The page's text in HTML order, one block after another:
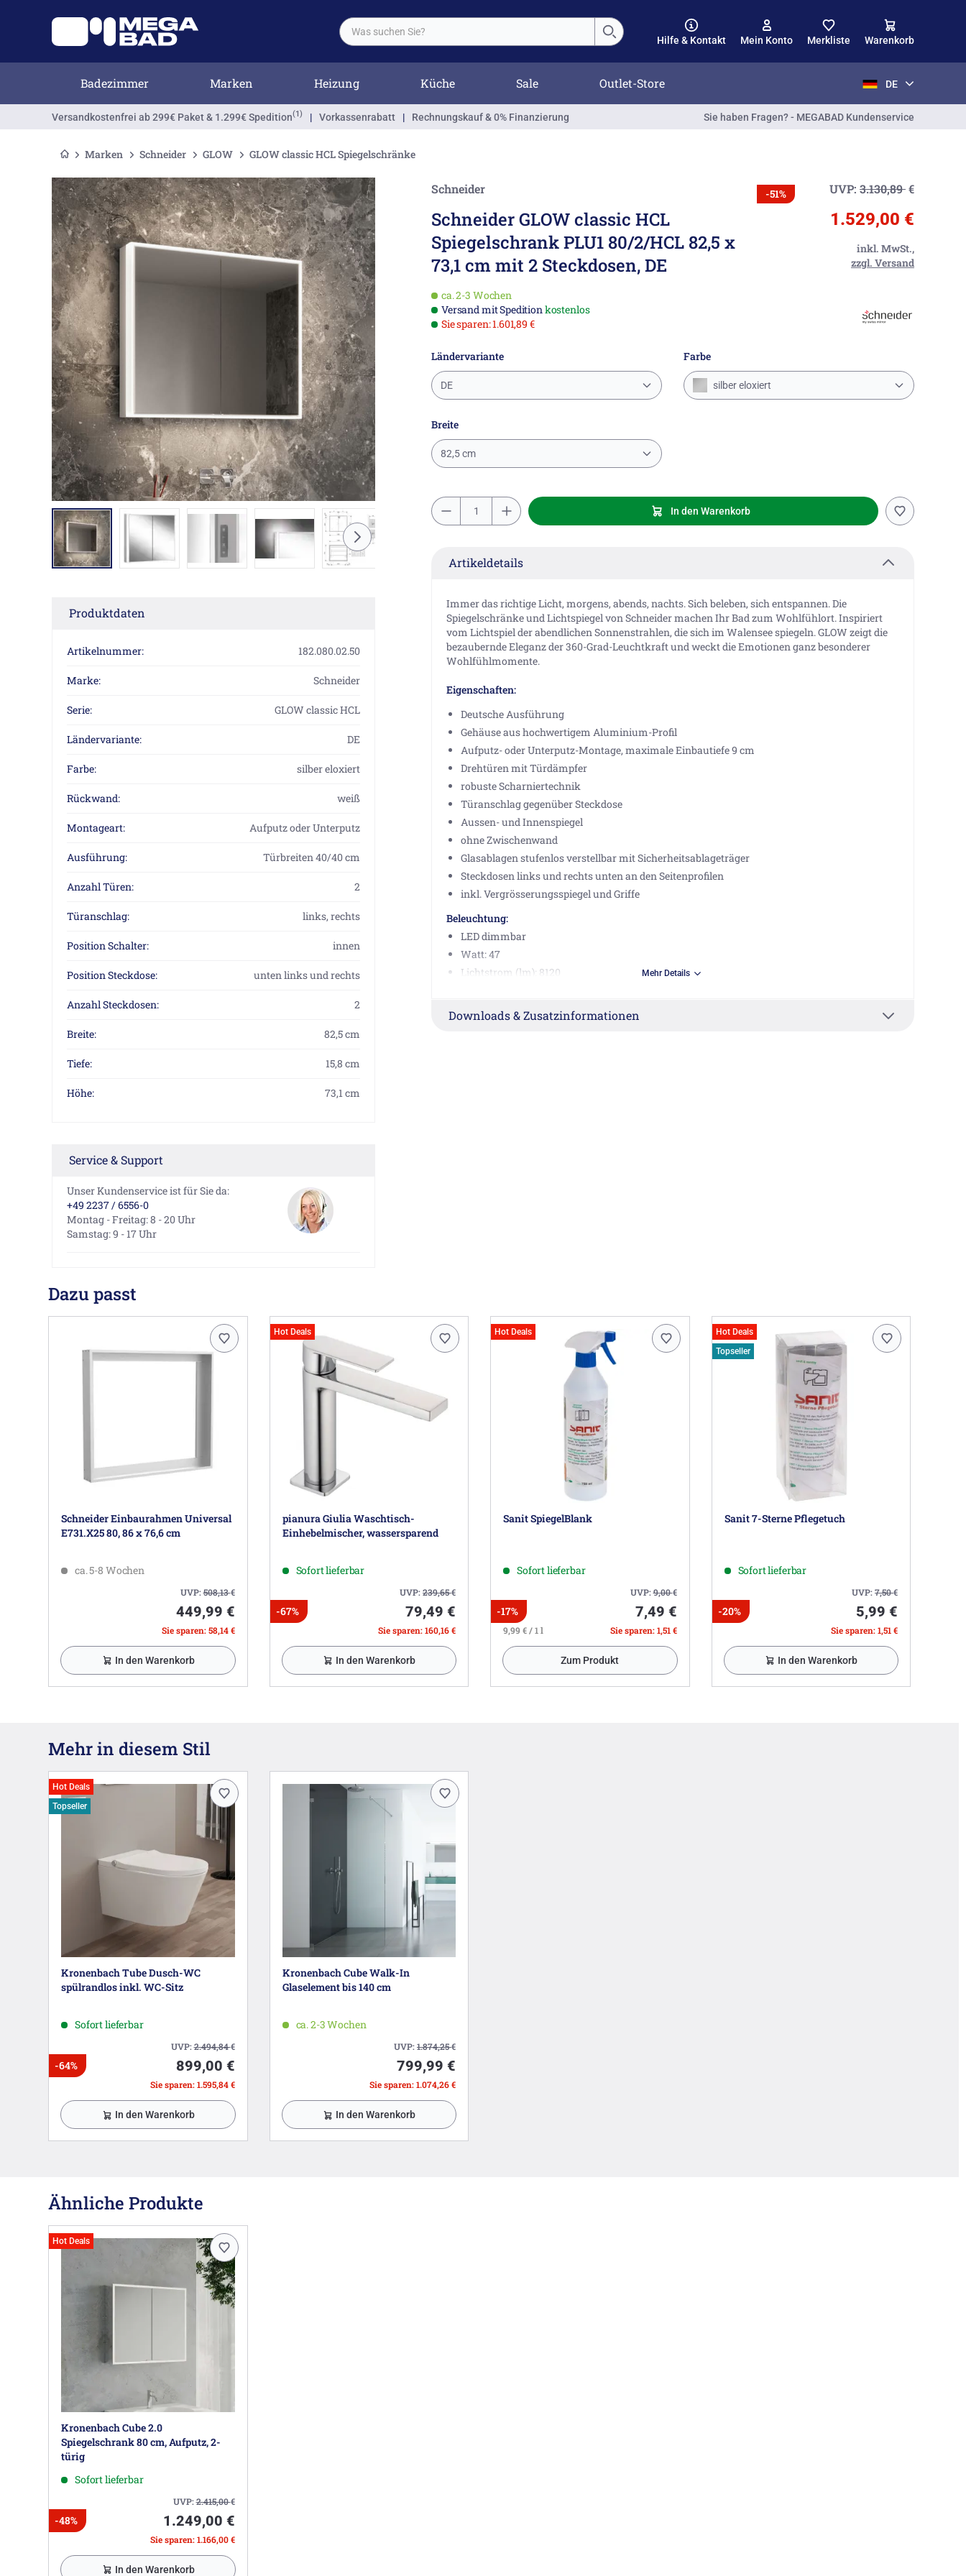
Hilfe & Kontakt Mein Konto Merkliste Warenkorb
Badezimmer Marken Heizung Küche Sale Outlet-Store DE
Versandkostenfrei ab 299€ Paket & 1.299€ Spedition(1) | Vorkassenrabatt | Rechnungskauf & 0% Finanzierung Sie haben Fragen? - MEGABAD Kundenservice
Marken Schneider GLOW GLOW classic HCL Spiegelschränke
Produktdaten
Artikelnummer: 182.080.02.50
Marke: Schneider
Serie: GLOW classic HCL
Ländervariante: DE
Farbe: silber eloxiert
Rückwand: weiß
Montageart: Aufputz oder Unterputz
Ausführung: Türbreiten 40/40 cm
Anzahl Türen: 2
Türanschlag: links, rechts
Position Schalter: innen
Position Steckdose: unten links und rechts
Anzahl Steckdosen: 2
Breite: 82,5 cm
Tiefe: 15,8 cm
Höhe: 73,1 cm
Service & Support
Unser Kundenservice ist für Sie da:
+49 2237 / 6556-0
Montag - Freitag: 8 - 20 Uhr
Samstag: 9 - 17 Uhr
Schneider
Schneider GLOW classic HCL
Spiegelschrank PLU1 80/2/HCL 82,5 x
73,1 cm mit 2 Steckdosen, DE
-51% UVP: 3.130,89€
1.529,00 €
inkl. MwSt.,
zzgl. Versand
ca. 2-3 Wochen
Versand mit Speditionkostenlos
Sie sparen: 1.601,89 €
Ländervariante
DE
Farbe
silber eloxiert
Breite
82,5 cm
In den Warenkorb
Artikeldetails
Immer das richtige Licht, morgens, abends, nachts. Sich beleben, sich entspannen. Die
Spiegelschränke und Lichtspiegel von Schneider machen Ihr Bad zum Wohlfühlort. Inspiriert
vom Lichtspiel der abendlichen Sonnenstrahlen, die sich im Walensee spiegeln. GLOW zeigt die
bezaubernde Eleganz der 360-Grad-Leuchtkraft und weckt die Emotionen ganz besonderer
Wohlfühlmomente.
Eigenschaften:
Deutsche Ausführung
Gehäuse aus hochwertigem Aluminium-Profil
Aufputz- oder Unterputz-Montage, maximale Einbautiefe 9 cm
Drehtüren mit Türdämpfer
robuste Scharniertechnik
Türanschlag gegenüber Steckdose
Aussen- und Innenspiegel
ohne Zwischenwand
Glasablagen stufenlos verstellbar mit Sicherheitsablageträger
Steckdosen links und rechts unten an den Seitenprofilen
inkl. Vergrösserungsspiegel und Griffe
Beleuchtung:
LED dimmbar
Watt: 47
Lichtstrom (lm): 8120
stufenlos wechselbar von 2000 - 6500 K
Mehr Details
Downloads & Zusatzinformationen
Dazu passt
Schneider Einbaurahmen Universal
E731.X25 80, 86 x 76,6 cm
ca. 5-8 Wochen
UVP:508,13€
449,99 €
Sie sparen: 58,14 €
In den Warenkorb
Hot Deals
pianura Giulia Waschtisch-
Einhebelmischer, wassersparend
Sofort lieferbar
UVP:239,65€
-67% 79,49 €
Sie sparen: 160,16 €
In den Warenkorb
Hot Deals
Sanit SpiegelBlank
Sofort lieferbar
UVP:9,00€
-17% 7,49 €
9,99 € / 1 l Sie sparen: 1,51 €
Zum Produkt
Hot Deals
Topseller
Sanit 7-Sterne Pflegetuch
Sofort lieferbar
UVP:7,50€
-20% 5,99 €
Sie sparen: 1,51 €
In den Warenkorb
Mehr in diesem Stil
Hot Deals
Topseller
Kronenbach Tube Dusch-WC
spülrandlos inkl. WC-Sitz
Sofort lieferbar
UVP:2.494,84€
-64% 899,00 €
Sie sparen: 1.595,84 €
In den Warenkorb
Kronenbach Cube Walk-In
Glaselement bis 140 cm
ca. 2-3 Wochen
UVP:1.874,25€
799,99 €
Sie sparen: 1.074,26 €
In den Warenkorb
Ähnliche Produkte
Hot Deals
Kronenbach Cube 2.0
Spiegelschrank 80 cm, Aufputz, 2-
türig
Sofort lieferbar
UVP:2.415,00€
-48% 1.249,00 €
Sie sparen: 1.166,00 €
In den Warenkorb